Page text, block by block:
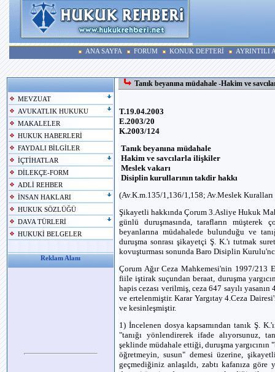
ANA SAYFA FORUM KONUK DEFTERİ AYRINTILI
MEVZUAT
AVUKATLIK HUKUKU
MAKALELER
HUKUK HABERLERİ
FAYDALI BİLGİLER
İÇTİHATLAR
DİLEKÇE-FORM
ADLİ REHBER
İNSAN HAKLARI
HUKUK SÖZLÜĞÜ
DAVA TÜRLERİ
HUKUKİ BELGELER
Reklam Alanı
Tanık beyanına müdahale -Hakim ve
T.19.04.2003
E.2003/20
K.2003/124
Tanık beyanına müdahale
Hakim ve savcılarla ilişkiler
Meslek vakarı
Disiplin kurullarının takdir hakkı
(Av.K.m.135/1,136/1,158; Av.Meslek
Şikayetli hakkında Çorum 3.Asliye Hukuk
günlü duruşmasında, tarafların müşterek
beyanlarına müdahalede bulunduğu ve
duruşma sonrası şikayetçi Ş. K.'ı tutmak
kovuşturması sonunda Baro Disiplin
Çorum Ağır Ceza Mahkemesi'nin 1997/213
fiile iştirak suçundan beraat, duruşma
hapis cezası verilmiş, ceza 647 sayılı
ve ertelenmiştir. Karar Yargıtay 4.Ceza
ve kesinleşmiştir.
1) İncelenen dosya kapsamından tanık Ş.
"tanığı yönlendirerek ifade alıyorsunuz,
şeklinde müdahale ettiği, duruşma
öğretmeyin, susun" demesi üzerine,
geçmediğiniz anlaşıldı, zabtı kafanıza göre